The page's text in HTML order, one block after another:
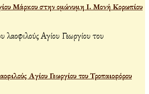
Μάρκου στην ομώνυμη Ι. Μονή Κορωπίου
Αγίου Γεωργίου του Τροπαιοφόρου